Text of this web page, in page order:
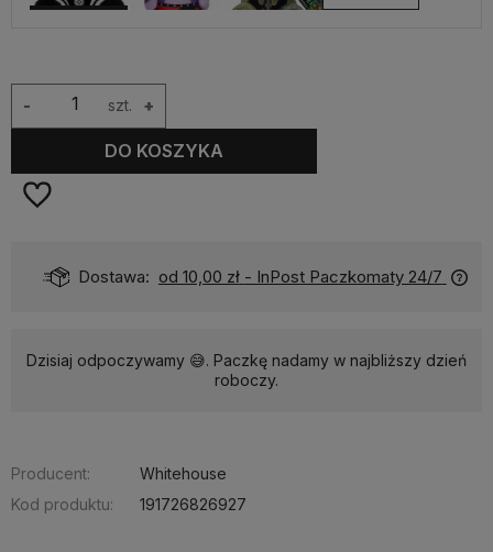
szt. +
-
DO KOSZYKA
Dostawa: od 10,00 zł - InPost Paczkomaty 24/7
Dzisiaj odpoczywamy 😅. Paczkę nadamy w najbliższy dzień
roboczy.
Producent:
Whitehouse
Kod produktu:
191726826927